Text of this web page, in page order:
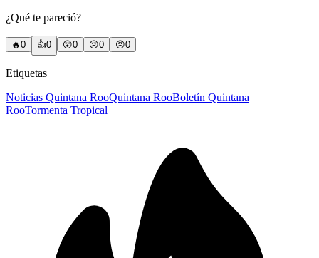
¿Qué te pareció?
🔥0 👍0 😲0 😢0 😠0
Etiquetas
Noticias Quintana RooQuintana RooBoletín Quintana
RooTormenta Tropical